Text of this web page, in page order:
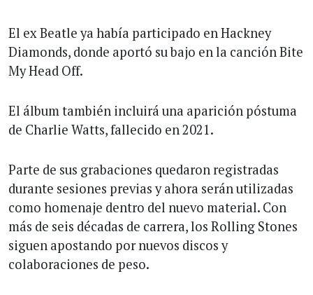
El ex Beatle ya había participado en Hackney
Diamonds, donde aportó su bajo en la canción Bite
My Head Off.
El álbum también incluirá una aparición póstuma
de Charlie Watts, fallecido en 2021.
Parte de sus grabaciones quedaron registradas
durante sesiones previas y ahora serán utilizadas
como homenaje dentro del nuevo material. Con
más de seis décadas de carrera, los Rolling Stones
siguen apostando por nuevos discos y
colaboraciones de peso.